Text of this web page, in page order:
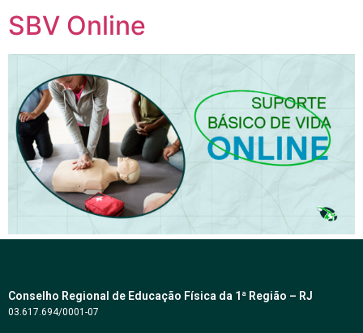
SBV Online
Conselho Regional de Educação Física da 1ª Região – RJ
03.617.694/0001-07